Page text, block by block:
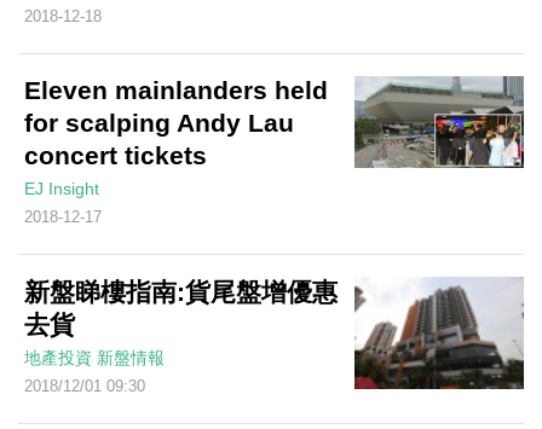
2018-12-18
Eleven mainlanders held
for scalping Andy Lau
concert tickets
EJ Insight
2018-12-17
新盤睇樓指南:貨尾盤增優惠
去貨
地產投資 新盤情報
2018/12/01 09:30